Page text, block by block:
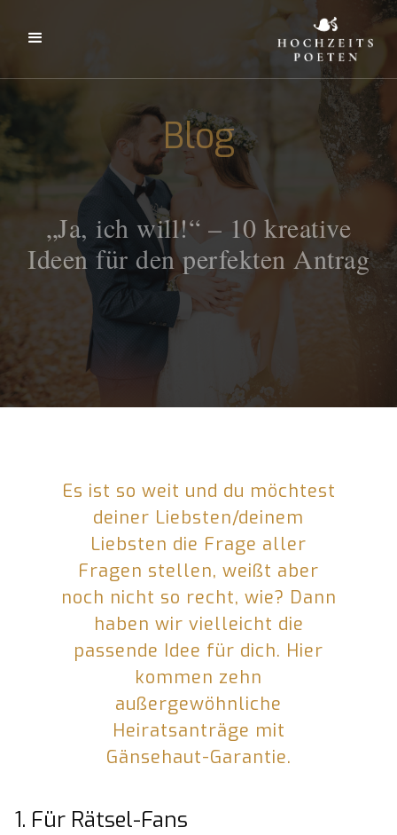
Blog
„Ja, ich will!“ – 10 kreative
Ideen für den perfekten Antrag
Es ist so weit und du möchtest
deiner Liebsten/deinem
Liebsten die Frage aller
Fragen stellen, weißt aber
noch nicht so recht, wie? Dann
haben wir vielleicht die
passende Idee für dich. Hier
kommen zehn
außergewöhnliche
Heiratsanträge mit
Gänsehaut-Garantie.
1. Für Rätsel-Fans